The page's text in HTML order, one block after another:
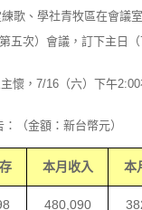
歌、學社青牧區在會議
五次）會議，訂下主日
懷，7/16（六）下午
（金額：新台幣元）
本月收入 本
480, 090